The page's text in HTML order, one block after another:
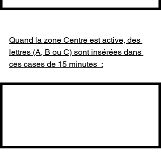
Quand la zone Centre est active, des
lettres (A, B ou C) sont insérées dans
ces cases de 15 minutes  :